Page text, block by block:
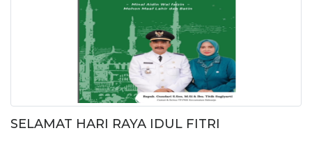
SELAMAT HARI RAYA IDUL FITRI